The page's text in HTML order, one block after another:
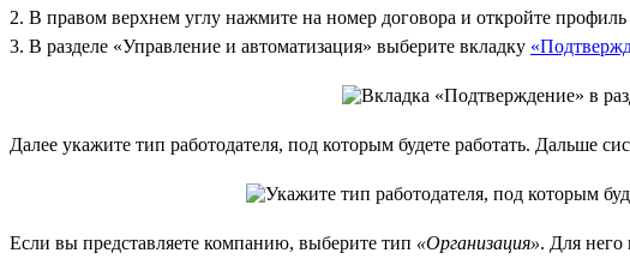
2. В правом верхнем углу нажмите на номер договора и откройте профиль
3. В разделе «Управление и автоматизация» выберите вкладку
Далее укажите тип работодателя, под которым будете работать. Дальше
Если вы представляете компанию, выберите тип «Организация». Для него